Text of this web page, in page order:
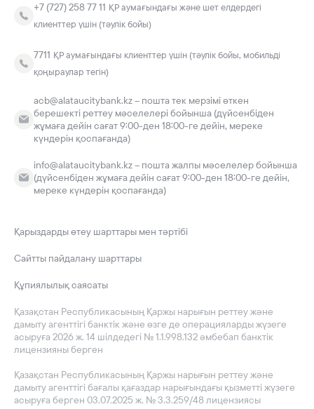
+7 (727) 258 77 11 ҚР аумағындағы және шет елдердегі
клиенттер үшін (тәулік бойы)
7711 ҚР аумағындағы клиенттер үшін (тәулік бойы, мобильді
қоңыраулар тегін)
acb@alataucitybank.kz – пошта тек мерзімі өткен
берешекті реттеу мәселелері бойынша (дүйсенбіден
жұмаға дейін сағат 9:00-ден 18:00-ге дейін, мереке
күндерін қоспағанда)
info@alataucitybank.kz – пошта жалпы мәселелер бойынша
(дүйсенбіден жұмаға дейін сағат 9:00-ден 18:00-ге дейін,
мереке күндерін қоспағанда)
Қазақстан Республикасының Қаржы нарығын реттеу және
дамыту агенттігі банктік және өзге де операцияларды жүзеге
асыруға 2026 ж. 14 шілдедегі № 1.1.998.132 әмбебап банктік
лицензияны берген
Қазақстан Республикасының Қаржы нарығын реттеу және
дамыту агенттігі бағалы қағаздар нарығындағы қызметті жүзеге
асыруға берген 03.07.2025 ж. № 3.3.259/48 лицензиясы
Қарыздарды өтеу шарттары мен тәртібі
Сайтты пайдалану шарттары
Құпиялылық саясаты